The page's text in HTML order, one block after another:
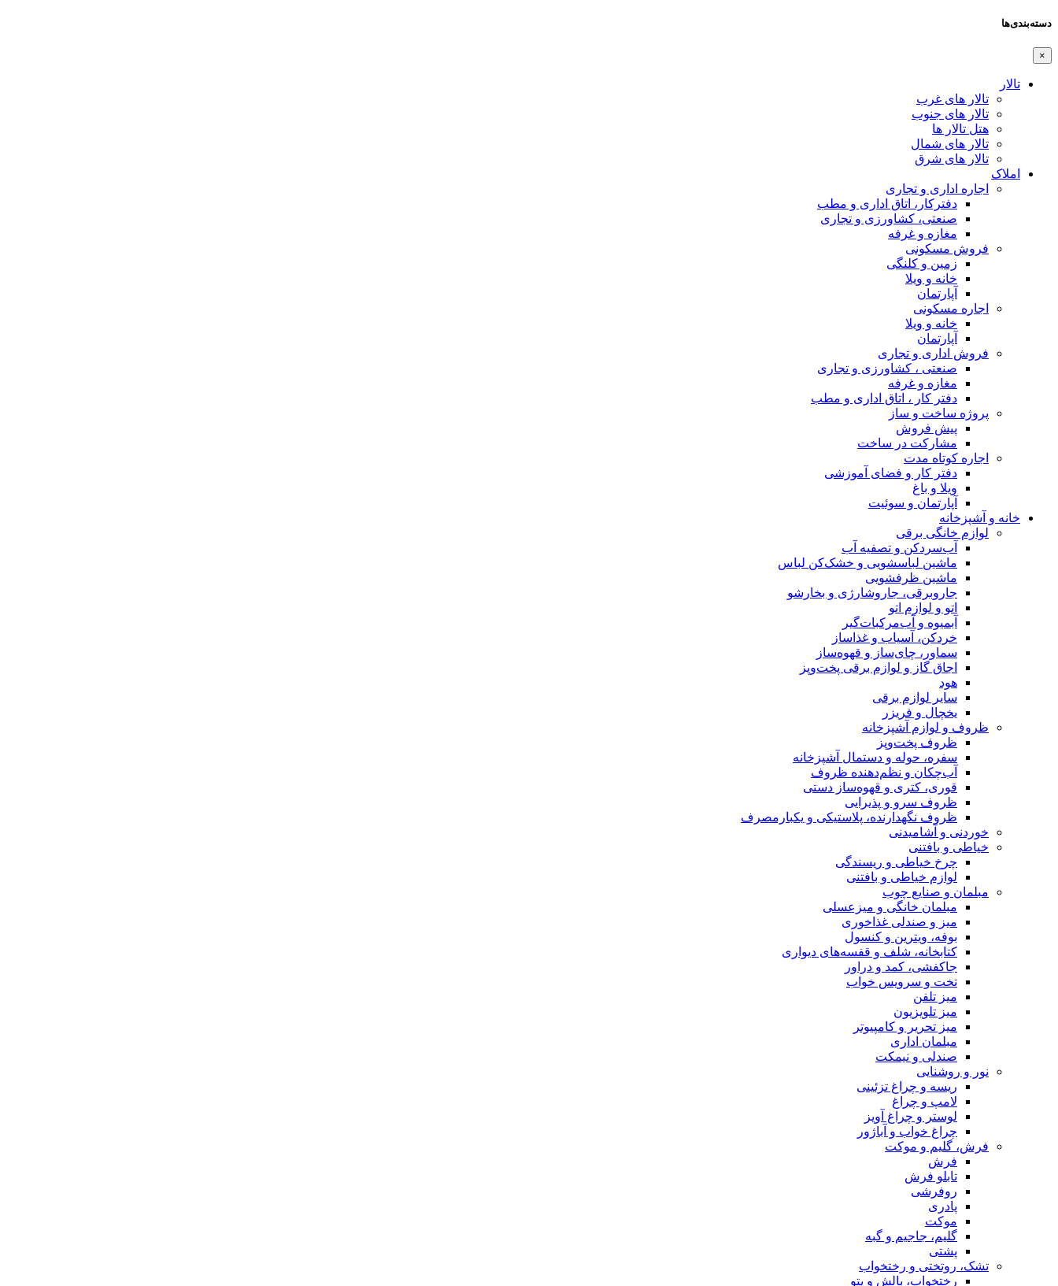
دسته‌بندی‌ها
×
تالار
تالار های غرب
تالار های جنوب
هتل تالار ها
تالار های شمال
تالار های شرق
املاک
اجاره اداری و تجاری
دفترکار، اتاق اداری و مطب
صنعتی، کشاورزی و تجاری
مغازه و غرفه
فروش مسکونی
زمین و کلنگی
خانه و ویلا
آپارتمان
اجاره مسکونی
خانه و ویلا
آپارتمان
فروش اداری و تجاری
صنعتی ، کشاورزی و تجاری
مغازه و غرفه
دفتر کار ، اتاق اداری و مطب
پروژه ساخت و ساز
پیش فروش
مشارکت در ساخت
اجاره کوتاه مدت
دفتر کار و فضای آموزشی
ویلا و باغ
آپارتمان و سوئیت
خانه و آشپزخانه
لوازم خانگی برقی
آب‌سردکن و تصفیه آب
ماشین لباسشویی و خشک‌کن لباس
ماشین ظرفشویی
جاروبرقی، جاروشارژی و بخارشو
اتو و لوازم اتو
آبمیوه و آب‌مرکبات‌گیر
خردکن، آسیاب و غذاساز
سماور، چای‌ساز و قهوه‌ساز
اجاق گاز و لوازم برقی پخت‌وپز
هود
سایر لوازم برقی
یخچال و فریزر
ظروف و لوازم آشپزخانه
ظروف پخت‌وپز
سفره، حوله و دستمال آشپزخانه
آب‌چکان و نظم‌دهنده ظروف
قوری، کتری و قهوه‌ساز دستی
ظروف سرو و پذیرایی
ظروف نگهدارنده، پلاستیکی و یکبارمصرف
خوردنی و آشامیدنی
خیاطی و بافتنی
چرخ خیاطی و ریسندگی
لوازم خیاطی و بافتنی
مبلمان و صنایع چوب
مبلمان خانگی و میزعسلی
میز و صندلی غذاخوری
بوفه، ویترین و کنسول
کتابخانه، شلف و قفسه‌های دیواری
جاکفشی، کمد و دراور
تخت و سرویس خواب
میز تلفن
میز تلویزیون
میز تحریر و کامپیوتر
مبلمان اداری
صندلی و نیمکت
نور و روشنایی
ریسه و چراغ تزئینی
لامپ و چراغ
لوستر و چراغ آویز
چراغ خواب و آباژور
فرش، گلیم و موکت
فرش
تابلو فرش
روفرشی
پادری
موکت
گلیم، جاجیم و گبه
پشتی
تشک، روتختی و رختخواب
رختخواب، بالش و پتو